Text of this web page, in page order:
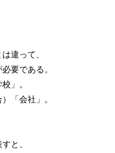
違って、
要である。
」。
「会社」。
と、